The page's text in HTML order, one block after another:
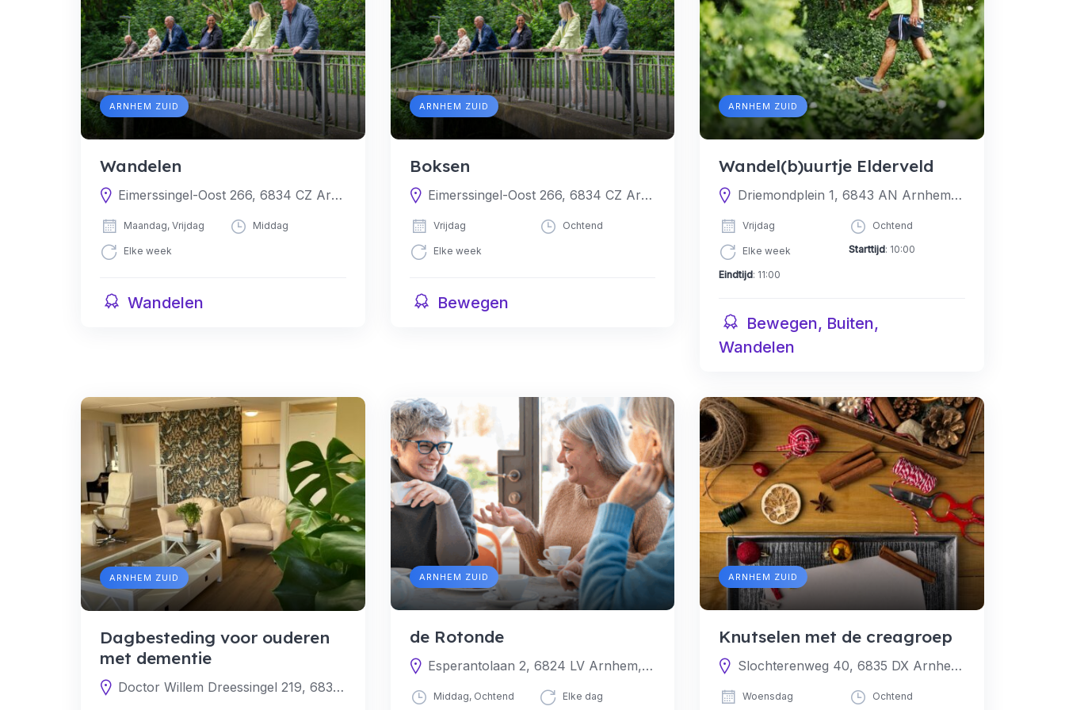
ARNHEM ZUID
Wandelen
Eimerssingel-Oost 266, 6834 CZ Arnhem, Nederland
Maandag, Vrijdag Middag
Elke week
Wandelen
ARNHEM ZUID
Boksen
Eimerssingel-Oost 266, 6834 CZ Arnhem, Nederland
Vrijdag Ochtend
Elke week
Bewegen
ARNHEM ZUID
Wandel(b)uurtje Elderveld
Driemondplein 1, 6843 AN Arnhem, Nederland
Vrijdag Ochtend
Elke week Starttijd: 10:00
Eindtijd: 11:00
Bewegen, Buiten,
Wandelen
ARNHEM ZUID
Dagbesteding voor ouderen
met dementie
Doctor Willem Dreessingel 219, 6836 CS Arnhem, Nederland
ARNHEM ZUID
de Rotonde
Esperantolaan 2, 6824 LV Arnhem, Nederland
Middag, Ochtend Elke dag
ARNHEM ZUID
Knutselen met de creagroep
Slochterenweg 40, 6835 DX Arnhem, Nederland
Woensdag Ochtend